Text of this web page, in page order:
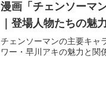
漫画「チェンソーマ
｜登場人物たちの魅
チェンソーマンの主要キャ
ワー・早川アキの魅力と関